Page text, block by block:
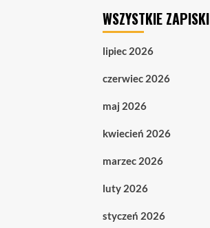
WSZYSTKIE ZAPISKI
lipiec 2026
czerwiec 2026
maj 2026
kwiecień 2026
marzec 2026
luty 2026
styczeń 2026